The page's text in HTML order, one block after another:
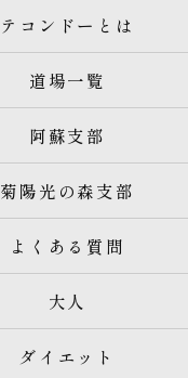
テコンドーとは
道場一覧
阿蘇支部
菊陽光の森支部
よくある質問
大人
ダイエット